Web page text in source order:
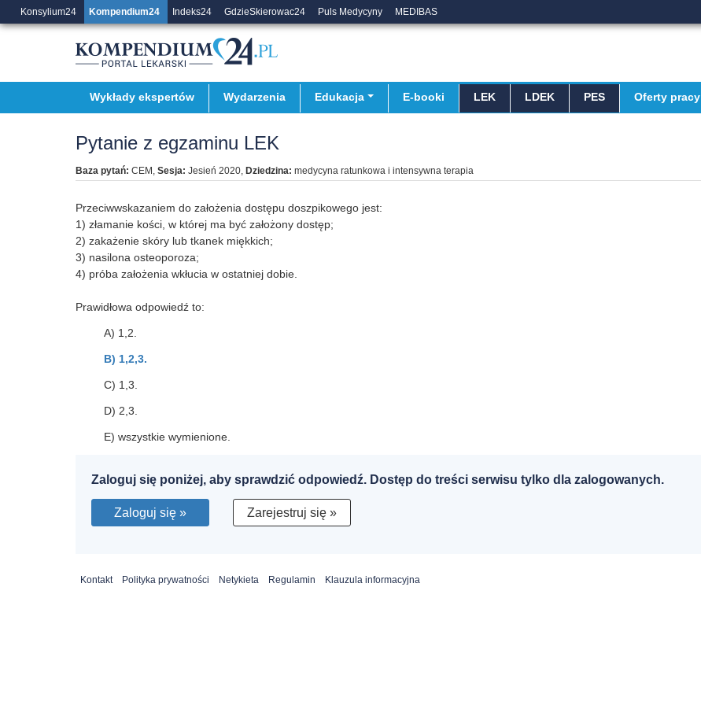
Konsylium24 Kompendium24 Indeks24 GdzieSkierowac24 Puls Medycyny MEDIBAS
Wykłady ekspertów Wydarzenia Edukacja E-booki LEK LDEK PES Oferty pracy
Pytanie z egzaminu LEK
Baza pytań: CEM , Sesja: Jesień 2020, Dziedzina: medycyna ratunkowa i intensywna terapia
Przeciwwskazaniem do założenia dostępu doszpikowego jest:
1) złamanie kości, w której ma być założony dostęp;
2) zakażenie skóry lub tkanek miękkich;
3) nasilona osteoporoza;
4) próba założenia wkłucia w ostatniej dobie.
Prawidłowa odpowiedź to:
A) 1,2.
B) 1,2,3.
C) 1,3.
D) 2,3.
E) wszystkie wymienione.
Zaloguj się poniżej, aby sprawdzić odpowiedź. Dostęp do treści serwisu tylko dla zalogowanych.
Zaloguj się » Zarejestruj się »
Kontakt Polityka prywatności Netykieta Regulamin Klauzula informacyjna